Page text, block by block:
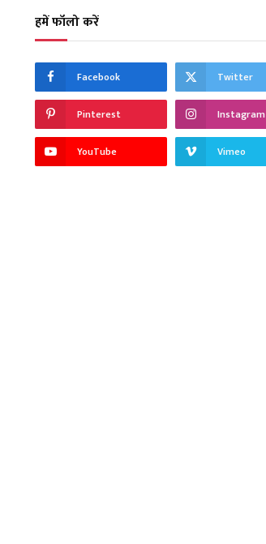
हमें फॉलो करें
Facebook Twitter
Pinterest Instagram
YouTube Vimeo